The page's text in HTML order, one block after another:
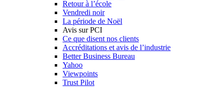
Retour à l’école
Vendredi noir
La période de Noël
Avis sur PCI
Ce que disent nos clients
Accréditations et avis de l’industrie
Better Business Bureau
Yahoo
Viewpoints
Trust Pilot